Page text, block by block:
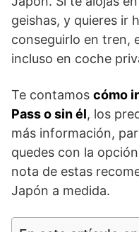
geishas, y quieres ir
conseguirlo en tren,
incluso en coche
Te contamos cómo
Pass o sin él, los
más información,
quedes con la
nota de estas
Japón a medida.